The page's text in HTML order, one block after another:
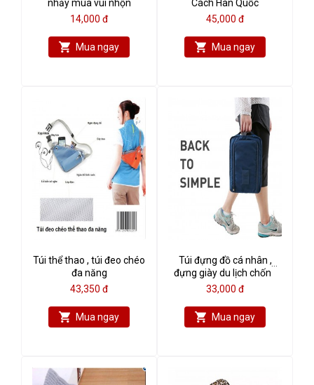
nhảy múa vui nhộn
14,000 đ
Mua ngay
Cách Hàn Quốc
45,000 đ
Mua ngay
Túi thể thao , túi đeo chéo
đa năng
43,350 đ
Mua ngay
Túi đựng đồ cá nhân ,
đựng giày du lịch chống
thấm 30 x 21 x11cm
33,000 đ
Mua ngay